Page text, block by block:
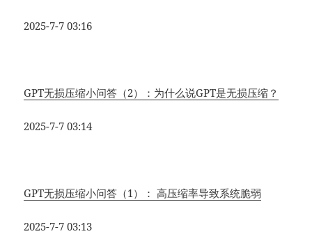
2025-7-7 03:16
GPT无损压缩小问答（2）：为什么说GPT是无损压缩？
2025-7-7 03:14
GPT无损压缩小问答（1）： 高压缩率导致系统脆弱
2025-7-7 03:13